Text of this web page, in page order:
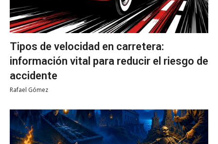
Tipos de velocidad en carretera:
información vital para reducir el riesgo de
accidente
Rafael Gómez